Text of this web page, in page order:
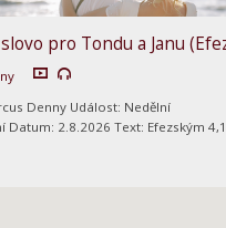
pro Tondu a Janu
Denny Událost: Nedělní
Datum: 2.8.2026 Text: Efezským